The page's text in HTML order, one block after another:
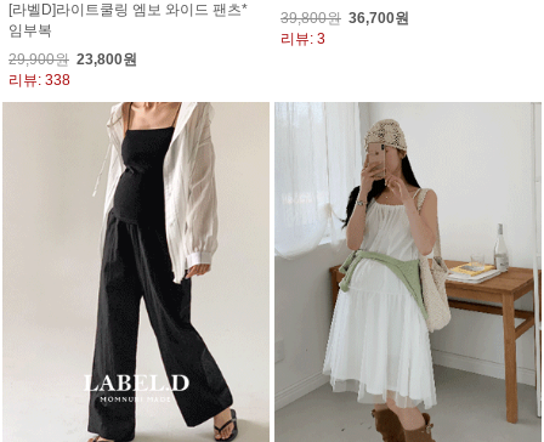
[라벨D]라이트쿨링 엠보 와이드 팬츠*
임부복
29,900원 23,800원
리뷰: 338
39,800원 36,700원
리뷰: 3